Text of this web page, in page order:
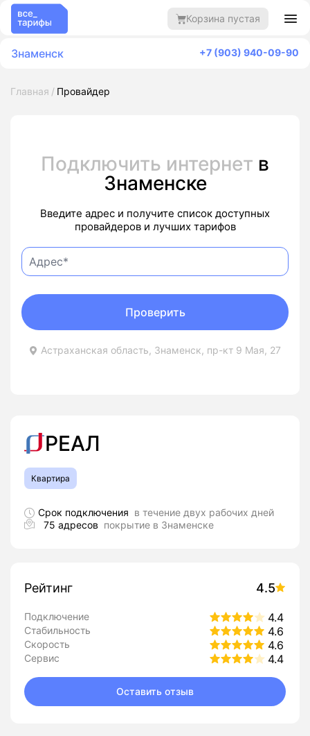
Корзина пустая
Знаменск +7 (903) 940-09-90
Главная Провайдер
Подключить интернет в
Знаменске
Введите адрес и получите список доступных
провайдеров и лучших тарифов
Астраханская область, Знаменск, пр-кт 9 Мая, 27
Проверить
РЕАЛ
Квартира
Срок подключения в течение двух рабочих дней
75 адресов покрытие в Знаменске
Рейтинг 4.5
Подключение 4.4
Стабильность 4.6
Скорость 4.6
Сервис 4.4
Оставить отзыв